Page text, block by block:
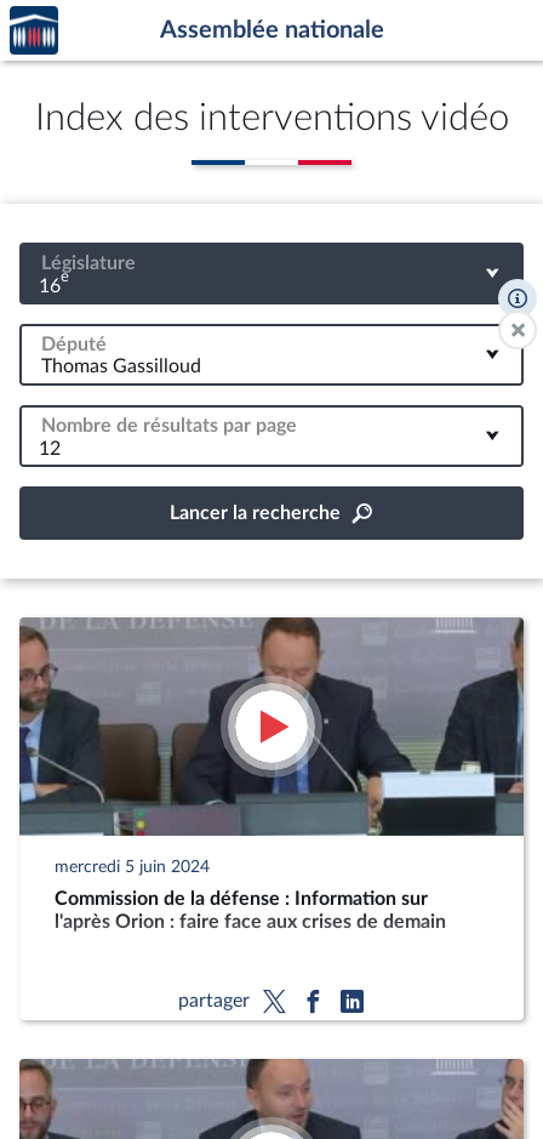
Aller au contenu
Aller en bas de la page
Accèder
à la
page
Assemblée nationale
Index des interventions vidéo
Législature
16e
Député
Nombre de résultats par page
12
Lancer la recherche
mercredi 5 juin 2024
Commission de la défense : Information sur
l'après Orion : faire face aux crises de demain
partager